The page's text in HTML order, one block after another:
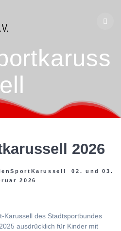
ell
2026
02. und 03.
2026
Karussell des Stadtsportbundes
ausdrücklich für Kinder mit